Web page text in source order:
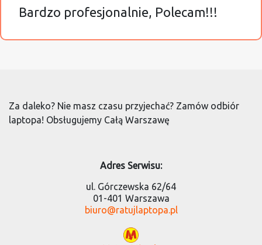
Bardzo profesjonalnie, Polecam!!!
Za daleko? Nie masz czasu przyjechać? Zamów odbiór
laptopa! Obsługujemy Całą Warszawę
Adres Serwisu:
ul. Górczewska 62/64
01-401 Warszawa
biuro@ratujlaptopa.pl